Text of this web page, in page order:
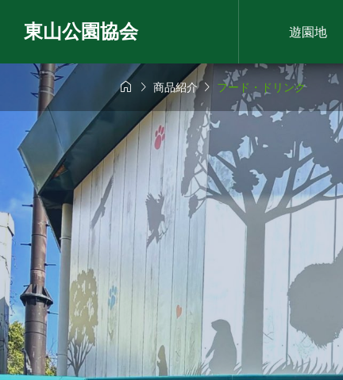
東山公園協会 遊園地
  商品紹介 フード・ドリンク